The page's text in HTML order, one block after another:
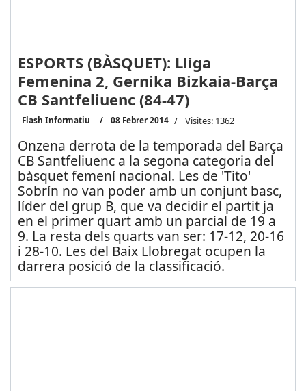
ESPORTS (BÀSQUET): Lliga
Femenina 2, Gernika Bizkaia-Barça
CB Santfeliuenc (84-47)
Flash Informatiu 08 Febrer 2014 Visites: 1362
Onzena derrota de la temporada del Barça
CB Santfeliuenc a la segona categoria del
bàsquet femení nacional. Les de 'Tito'
Sobrín no van poder amb un conjunt basc,
líder del grup B, que va decidir el partit ja
en el primer quart amb un parcial de 19 a
9. La resta dels quarts van ser: 17-12, 20-16
i 28-10. Les del Baix Llobregat ocupen la
darrera posició de la classificació.